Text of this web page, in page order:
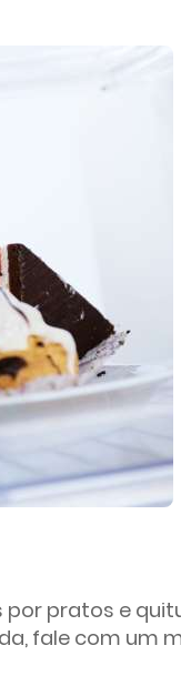
por pratos e
fale com um